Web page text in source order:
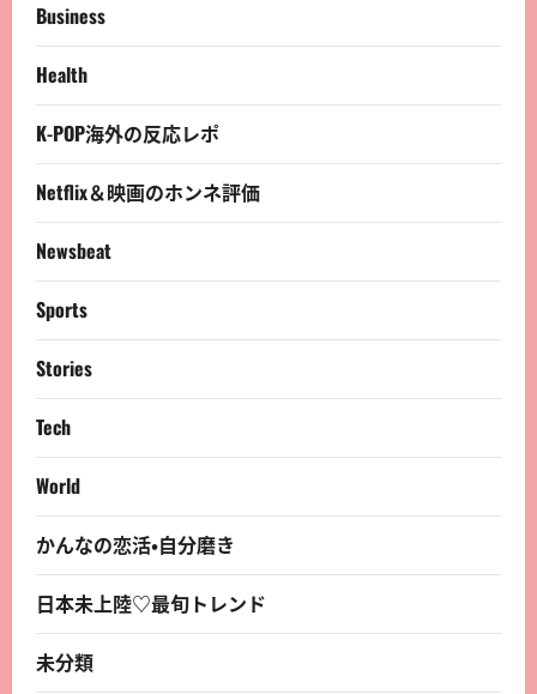
Business
Health
K-POP海外の反応レポ
Netflix＆映画のホンネ評価
Newsbeat
Sports
Stories
Tech
World
かんなの恋活・自分磨き
日本未上陸♡最旬トレンド
未分類